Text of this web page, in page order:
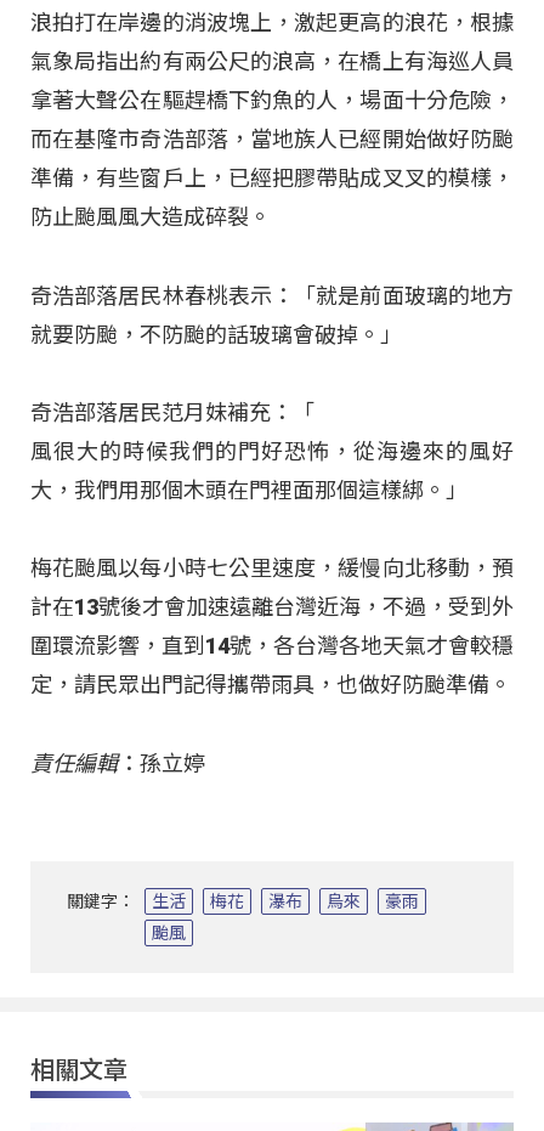
浪拍打在岸邊的消波塊上，激起更高的浪花，根據
氣象局指出約有兩公尺的浪高，在橋上有海巡人員
拿著大聲公在驅趕橋下釣魚的人，場面十分危險，
而在基隆市奇浩部落，當地族人已經開始做好防颱
準備，有些窗戶上，已經把膠帶貼成叉叉的模樣，
防止颱風風大造成碎裂。
奇浩部落居民林春桃表示：「就是前面玻璃的地方
就要防颱，不防颱的話玻璃會破掉。」
奇浩部落居民范月妹補充：「
風很大的時候我們的門好恐怖，從海邊來的風好
大，我們用那個木頭在門裡面那個這樣綁。」
梅花颱風以每小時七公里速度，緩慢向北移動，預
計在13號後才會加速遠離台灣近海，不過，受到外
圍環流影響，直到14號，各台灣各地天氣才會較穩
定，請民眾出門記得攜帶雨具，也做好防颱準備。
責任編輯：孫立婷
關鍵字： 生活 梅花 瀑布 烏來
豪雨
颱風
相關文章